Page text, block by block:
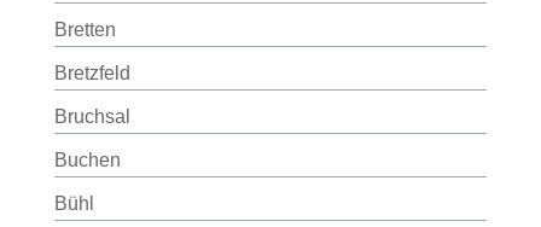
Bretten
Bretzfeld
Bruchsal
Buchen
Bühl